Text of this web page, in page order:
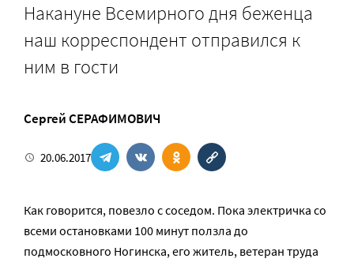
Накануне Всемирного дня беженца
наш корреспондент отправился к
ним в гости
Сергей СЕРАФИМОВИЧ
20.06.2017
Как говорится, повезло с соседом. Пока электричка со
всеми остановками 100 минут ползла до
подмосковного Ногинска, его житель, ветеран труда